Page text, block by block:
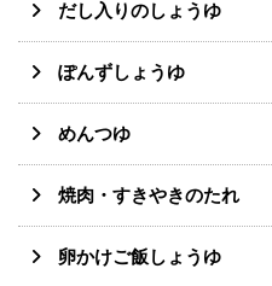
だし入りのしょうゆ
ぽんずしょうゆ
めんつゆ
焼肉・すきやきのたれ
卵かけご飯しょうゆ